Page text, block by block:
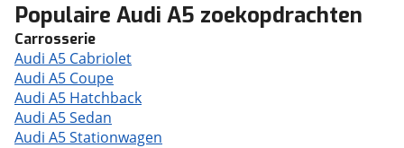
Populaire Audi A5 zoekopdrachten
Carrosserie
Audi A5 Cabriolet
Audi A5 Coupe
Audi A5 Hatchback
Audi A5 Sedan
Audi A5 Stationwagen